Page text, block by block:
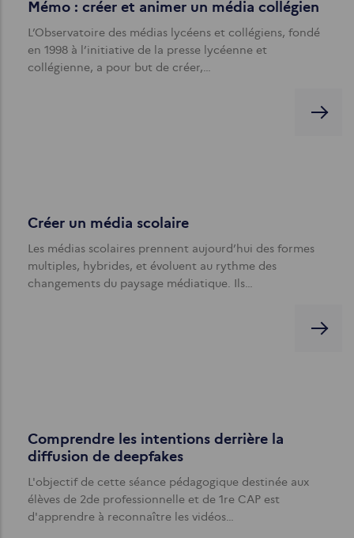
Mémo : créer et animer un média collégien
L’Observatoire des médias lycéens et collégiens, fondé
en 1998 à l’initiative de la presse lycéenne et
collégienne, a pour but de créer,…
Créer un média scolaire
Les médias scolaires prennent aujourd’hui des formes
multiples, hybrides, et évoluent au rythme des
changements du paysage médiatique. Ils…
Comprendre les intentions derrière la
diffusion de deepfakes
L'objectif de cette séance pédagogique destinée aux
élèves de 2de professionnelle et de 1re CAP est
d'apprendre à reconnaître les vidéos…